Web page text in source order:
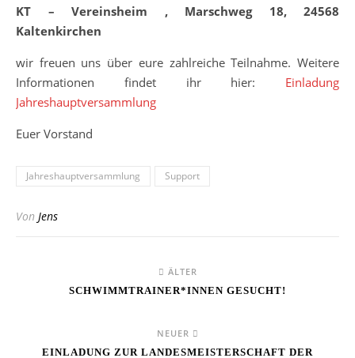
KT – Vereinsheim , Marschweg 18, 24568
Kaltenkirchen
wir freuen uns über eure zahlreiche Teilnahme. Weitere
Informationen findet ihr hier: Einladung
Jahreshauptversammlung
Euer Vorstand
Jahreshauptversammlung Support
Von Jens
ÄLTER
SCHWIMMTRAINER*INNEN GESUCHT!
NEUER
EINLADUNG ZUR LANDESMEISTERSCHAFT DER